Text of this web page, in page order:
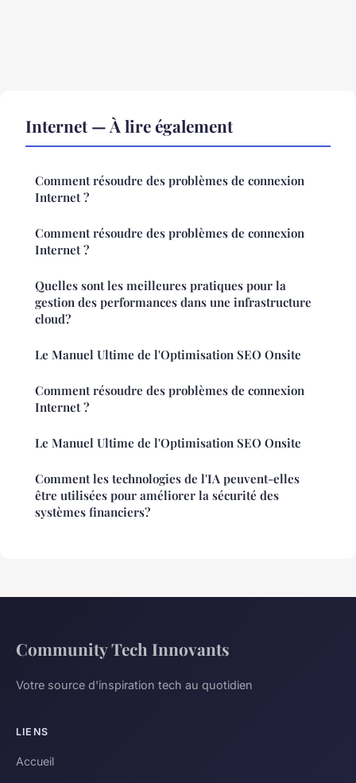
Internet — À lire également
Comment résoudre des problèmes de connexion
Internet ?
Comment résoudre des problèmes de connexion
Internet ?
Quelles sont les meilleures pratiques pour la
gestion des performances dans une infrastructure
cloud?
Le Manuel Ultime de l'Optimisation SEO Onsite
Comment résoudre des problèmes de connexion
Internet ?
Le Manuel Ultime de l'Optimisation SEO Onsite
Comment les technologies de l'IA peuvent-elles
être utilisées pour améliorer la sécurité des
systèmes financiers?
Community Tech Innovants
Votre source d'inspiration tech au quotidien
LIENS
Accueil